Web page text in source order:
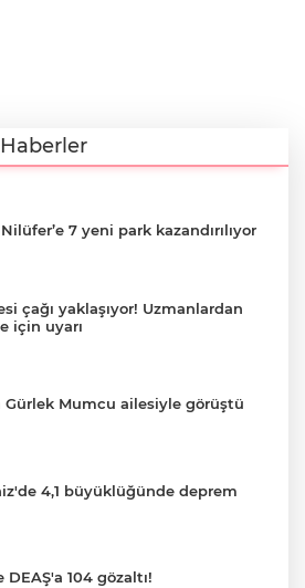
7 yeni park kazandırılıyor
çağı yaklaşıyor! Uzmanlardan
için uyarı
Gürlek Mumcu ailesiyle görüştü
4,1 büyüklüğünde deprem
DEAŞ'a 104 gözaltı!